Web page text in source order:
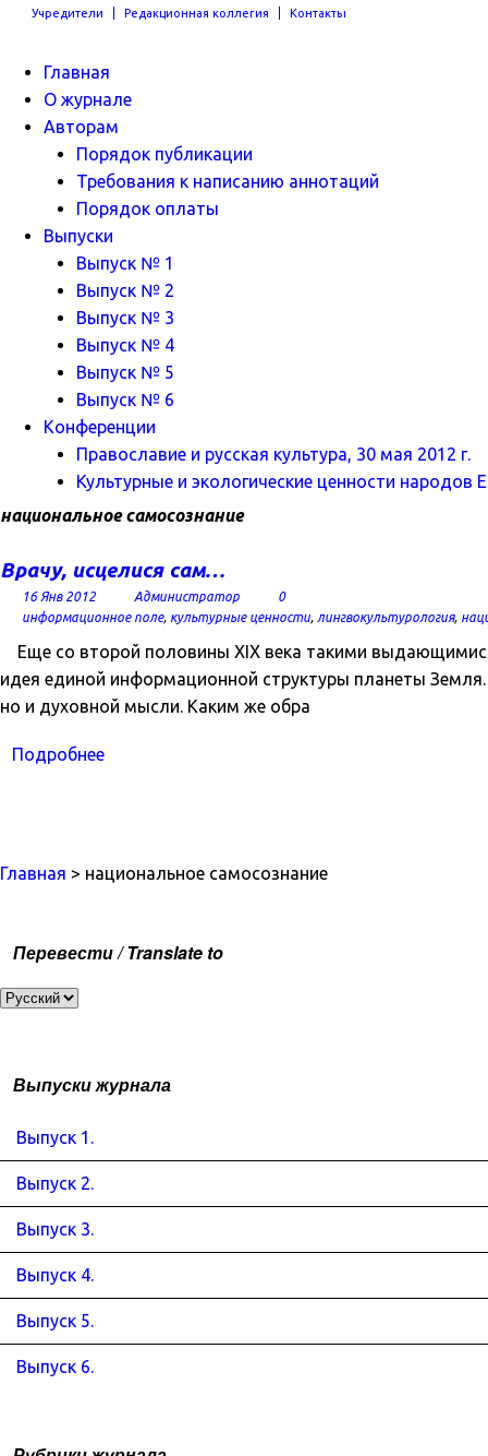
Учредители Редакционная коллегия Контакты
Главная
О журнале
Авторам
Порядок публикации
Требования к написанию аннотаций
Порядок оплаты
Выпуски
Выпуск № 1
Выпуск № 2
Выпуск № 3
Выпуск № 4
Выпуск № 5
Выпуск № 6
Конференции
Православие и русская культура, 30 мая 2012 г.
Культурные и экологические ценности народов
национальное самосознание
Врачу, исцелися сам…
16 Янв 2012 Администратор
0
информационное поле, культурные ценности, лингвокультурология,
Еще со второй половины XIX века такими
идея единой информационной структуры планеты
но и духовной мысли. Каким же обра
Подробнее
Главная > национальное самосознание
Перевести / Translate to
Выпуски журнала
Выпуск 1.
Выпуск 2.
Выпуск 3.
Выпуск 4.
Выпуск 5.
Выпуск 6.